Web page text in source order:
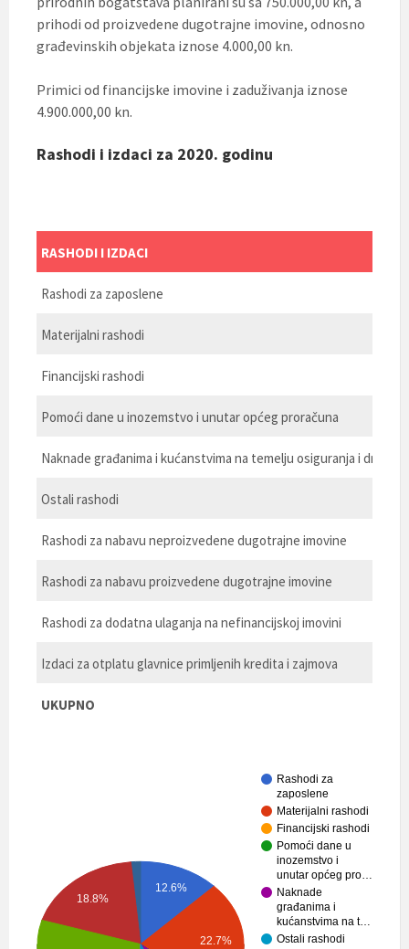
prihodi od proizvedene dugotrajne imovine, odnosno
građevinskih objekata iznose 4.000,00 kn.
Primici od financijske imovine i zaduživanja iznose
4.900.000,00 kn.
Rashodi i izdaci za 2020. godinu
RASHODI I IZDACI
Rashodi za zaposlene
Materijalni rashodi
Financijski rashodi
Pomoći dane u inozemstvo i unutar općeg proračuna
Naknade građanima i kućanstvima na temelju osiguranja i druge
Ostali rashodi
Rashodi za nabavu neproizvedene dugotrajne imovine
Rashodi za nabavu proizvedene dugotrajne imovine
Rashodi za dodatna ulaganja na nefinancijskoj imovini
Izdaci za otplatu glavnice primljenih kredita i zajmova
UKUPNO
Rashodi za
zaposlene
Materijalni rashodi
Financijski rashodi
Pomoći dane u
inozemstvo i
unutar općeg pro…
Naknade
građanima i
kućanstvima na t…
Ostali rashodi
12.6%
22.7%
18.8%